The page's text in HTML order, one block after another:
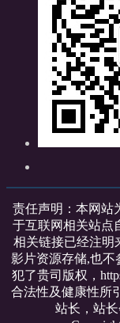
责任声明：本网站
于互联网相关站点
相关链接已经注明
影片资源存储,也不
犯了贵司版权，
合法性及健康性所
站长，站